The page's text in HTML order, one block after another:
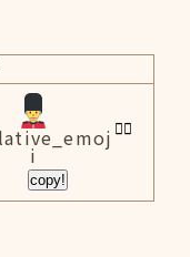
i
copy!